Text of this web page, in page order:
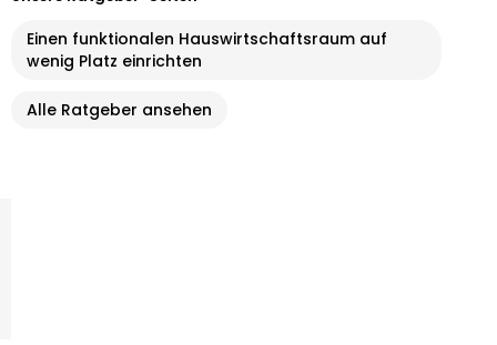
Einen funktionalen Hauswirtschaftsraum auf
wenig Platz einrichten
Alle Ratgeber ansehen